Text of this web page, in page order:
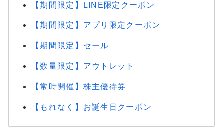
【期間限定】LINE限定クーポン
【期間限定】アプリ限定クーポン
【期間限定】セール
【数量限定】アウトレット
【常時開催】株主優待券
【もれなく】お誕生日クーポン